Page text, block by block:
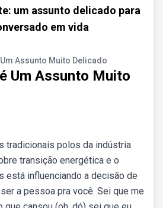
um assunto delicado para
em vida
Assunto Muito Delicado
Um Assunto Muito
tradicionais polos da indústria
transição energética e o
está influenciando a decisão de
a pessoa pra você. Sei que me